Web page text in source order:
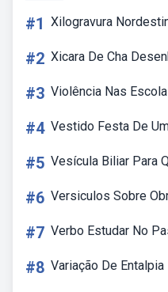
#1 Xilogravura
#2 Xicara De Cha
#3 Violência Nas
#4 Vestido Festa De
#5 Vesícula Biliar Para
#6 Versiculos Sobre
#7 Verbo Estudar No
#8 Variação De